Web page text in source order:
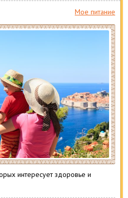
Мое питание
интересует здоровье и